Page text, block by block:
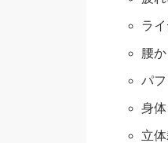
ラ
腰
パ
身
立